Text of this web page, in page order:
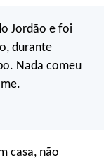
Jordão e foi
durante
Nada comeu
casa, não